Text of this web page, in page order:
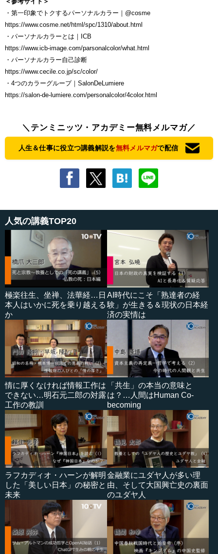
・第一印象でトクするパーソナルカラー｜@cosme
https://www.cosme.net/html/spc/1310/about.html
・パーソナルカラーとは｜ICB
https://www.icb-image.com/parsonalcolor/what.html
・パーソナルカラー自己診断
https://www.cecile.co.jp/sc/color/
・4つのカラーグループ｜SalonDeLumiere
https://salon-de-lumiere.com/personalcolor/4color.html
＼テンミニッツ・アカデミー無料メルマガ／
人生＆仕事に役立つ講義解説を無料メルマガで配信
人気の講義TOP20
極楽往生、坐禅、法華経…日
本人はいかに死を乗り越える
か
AI時代にこそ「熟達者の経
験」が生きる＆現状の日本経
済の実情は
情に厚くなければ情報工作は
できない…明石元二郎の対露
工作の教訓
「共生」の本当の意味と
は？…人間はHuman Co-
becoming
ラフカディオ・ハーンが解明
した「美しい日本」の秘密と
未来
金融業にユダヤ人が多い理
由、そして大国興亡史の裏面
のユダヤ人